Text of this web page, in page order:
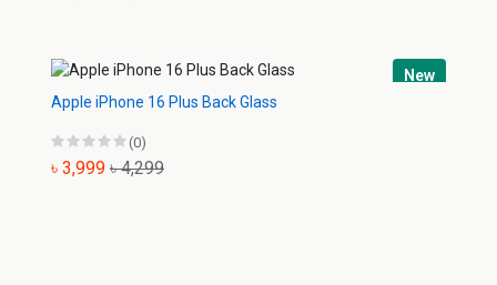
New
Apple iPhone 16 Plus Back Glass
(0)
৳ 3,999 ৳ 4,299